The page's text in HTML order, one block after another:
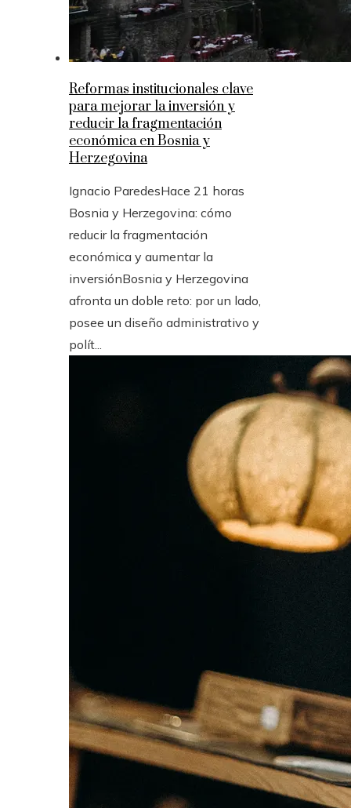
Reformas institucionales clave
para mejorar la inversión y
reducir la fragmentación
económica en Bosnia y
Herzegovina
Ignacio ParedesHace 21 horas
Bosnia y Herzegovina: cómo
reducir la fragmentación
económica y aumentar la
inversiónBosnia y Herzegovina
afronta un doble reto: por un lado,
posee un diseño administrativo y
polít...